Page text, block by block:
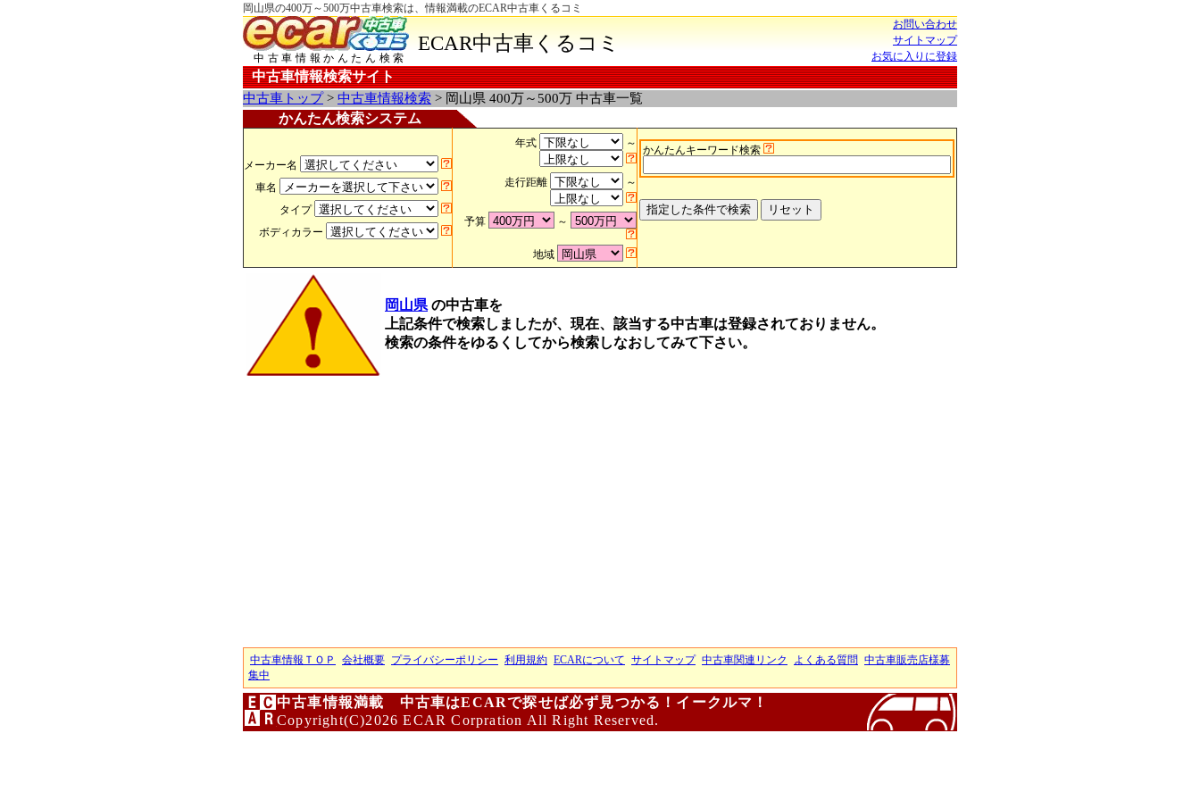
岡山県の400万～500万中古車検索は、情報満載のECAR中古車くるコミ
中古車情報かんたん検索
ECAR中古車くるコミ
お問い合わせ
サイトマップ
お気に入りに登録
中古車情報検索サイト
中古車トップ> 中古車情報検索 > 岡山県 400万～500万 中古車一覧
かんたん検索システム
メーカー名
車名
タイプ
ボディカラー
年式 ～
走行距離 ～
予算 ～
地域
かんたんキーワード検索
岡山県 の中古車を
上記条件で検索しましたが、現在、該当する中古車は登録されておりません。
検索の条件をゆるくしてから検索しなおしてみて下さい。
中古車情報ＴＯＰ 会社概要 プライバシーポリシー 利用規約 ECARについて サイトマップ 中古車関連リンク よくある質問 中古車販売店様募
集中
中古車情報満載 中古車はECARで探せば必ず見つかる！イークルマ！
Copyright(C)2026 ECAR Corpration All Right Reserved.